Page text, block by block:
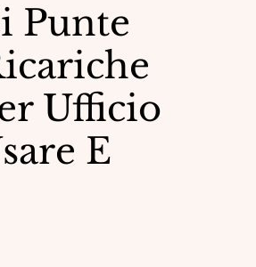
Punte
Ufficio
E